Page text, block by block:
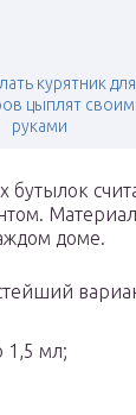
курятник для
цыплят
руками
бутылок
доме.
1,5 мл;